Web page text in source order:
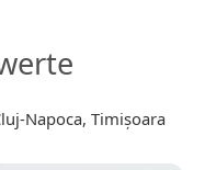
Napoca, Timișoara